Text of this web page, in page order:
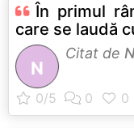
În primul
care se laudă
N
Citat de